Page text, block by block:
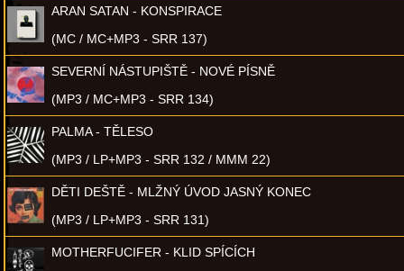
ARAN SATAN - KONSPIRACE
(MC / MC+MP3 - SRR 137)
SEVERNÍ NÁSTUPIŠTĚ - NOVÉ PÍSNĚ
(MP3 / MC+MP3 - SRR 134)
PALMA - TĚLESO
(MP3 / LP+MP3 - SRR 132 / MMM 22)
DĚTI DEŠTĚ - MLŽNÝ ÚVOD JASNÝ KONEC
(MP3 / LP+MP3 - SRR 131)
MOTHERFUCIFER - KLID SPÍCÍCH